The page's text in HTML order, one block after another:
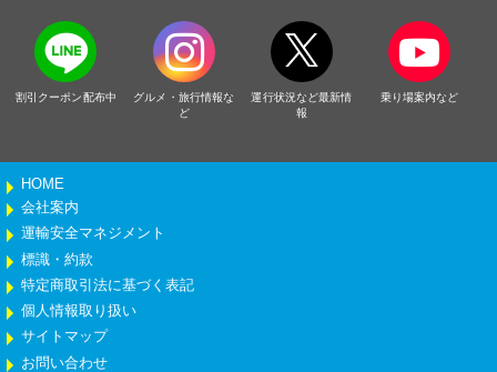
割引クーポン配布中
グルメ・旅行情報な
ど
運行状況など最新情
報
乗り場案内など
HOME
会社案内
運輸安全マネジメント
標識・約款
特定商取引法に基づく表記
個人情報取り扱い
サイトマップ
お問い合わせ